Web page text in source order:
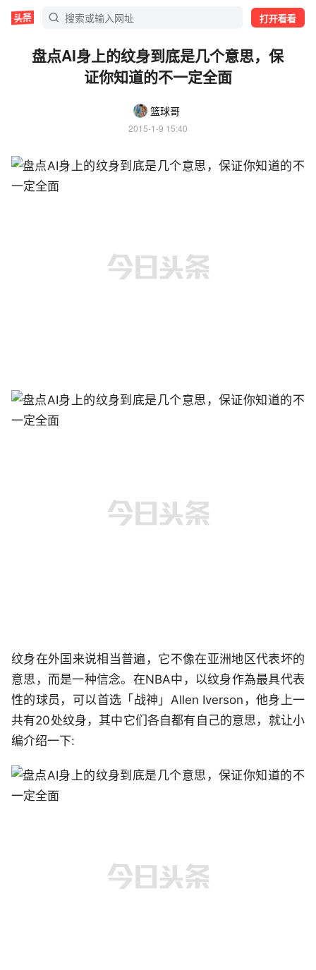
打开看看
盘点AI身上的纹身到底是几个意思，保
证你知道的不一定全面
篮球哥
2015-1-9 15:40
纹身在外国来说相当普遍，它不像在亚洲地区代表坏的
意思，而是一种信念。在NBA中，以纹身作為最具代表
性的球员，可以首选「战神」Allen Iverson，他身上一
共有20处纹身，其中它们各自都有自己的意思，就让小
编介绍一下: